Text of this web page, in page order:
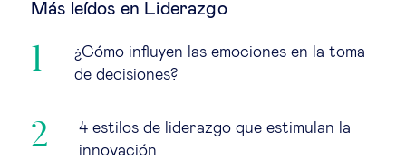
Más leídos en Liderazgo
¿Cómo influyen las emociones en la toma
de decisiones?
4 estilos de liderazgo que estimulan la
innovación